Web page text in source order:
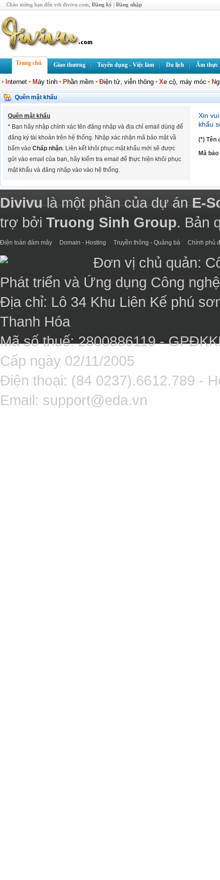
Chào mừng bạn đến với divivu.com, Đăng ký | Đăng nhập
Trang chủ Giao thương Tuyển dụng - Việc làm Du lịch Ẩm thực
nternet Máy tính Phần mềm Điện tử, viễn thông Xe cộ, máy móc N
Quên mật khẩu
Quên mật khẩu
* Bạn hãy nhập chính xác tên đăng nhập và địa chỉ email dùng để
đăng ký tài khoản trên hệ thống. Nhập xác nhận mã bảo mật vầ
bấm vào Chấp nhận. Liên kết khôi phục mật khẩu mới sẽ được
gửi vào email của bạn, hãy kiểm tra email để thực hiện khôi phục
mật khẩu và đăng nhập vào vào hệ thống.
Xin
khẩu
(*) Tên
Mã
Divivulà một phần của dự ánE-
trợ bởi Truong Sinh Group. Bản
Điện toán đám mây Domain - Hosting Truyền thông - Quảng bá Chính phủ
Đơn vị chủ quản:
Phát triển và Ứng dụng Công
Địa chỉ: Lô 34 Khu Liên Kế phú
Thanh Hóa
Mã số thuế: 2800886119 -
Cấp ngày 02/11/2005
Điện thoại: (84 0237).6612.789 -
Email: support@eda.vn